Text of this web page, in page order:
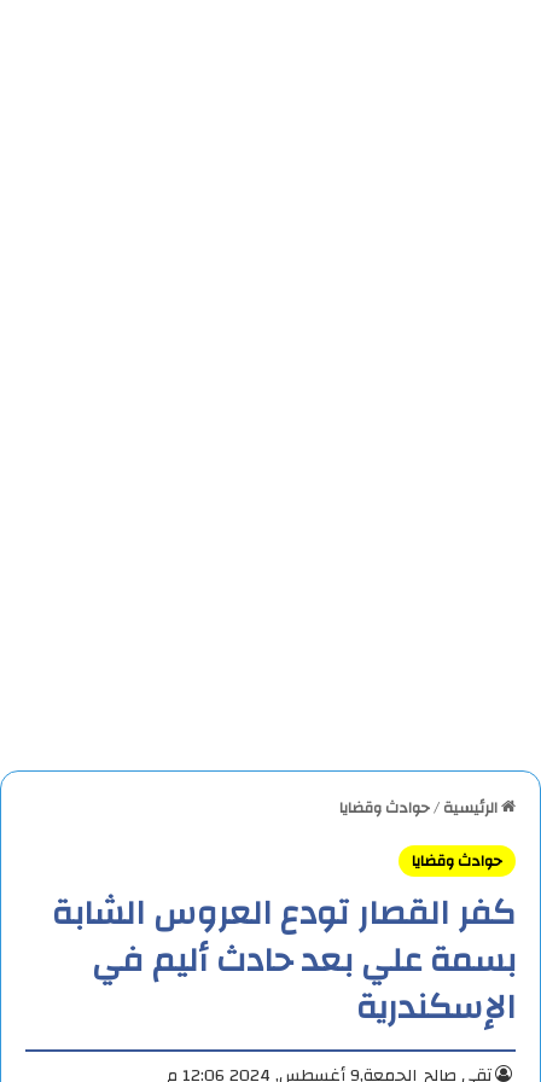
الرئيسية/حوادث وقضايا
حوادث وقضايا
كفر القصار تودع العروس الشابة
بسمة علي بعد حادث أليم في
الإسكندرية